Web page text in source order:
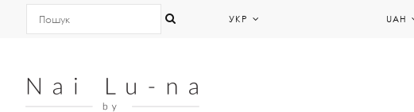
УКР UAH